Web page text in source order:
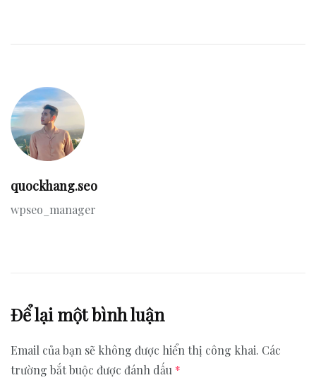
quockhang.seo
wpseo_manager
Để lại một bình luận
Email của bạn sẽ không được hiển thị công khai. Các
trường bắt buộc được đánh dấu *